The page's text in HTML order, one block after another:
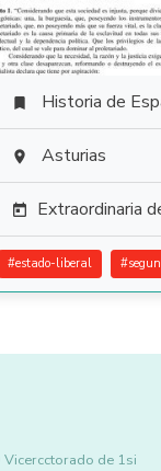
 Historia de
 Asturias
 Extraordinaria
#estado-liberal #
de 1si